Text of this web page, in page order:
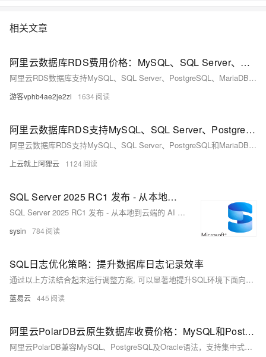
相关文章
阿里云数据库RDS费用价格：MySQL、SQL Server、PostgreSQL和MariaDB引擎收费标准
阿里云RDS数据库支持MySQL、SQL Server、PostgreSQL、MariaDB，多种引擎优惠上线！MySQL倚天版88元/年，SQL Server 2核4G仅299元/年，PostgreSQL 227元/年起。高可用、可弹性伸缩，安全稳定。详情见官网活动页。
游客vphb4ae2je2zi 1634
阿里云数据库RDS支持MySQL、SQL Server、PostgreSQL和MariaDB引擎
阿里云数据库RDS支持MySQL、SQL Server、PostgreSQL和MariaDB引擎，提供高性价比、稳定安全的云数据库服务，适用于多种行业与业务场景。
上云就上阿狸云 1124
SQL Server 2025 RC1 发布 - 从本地到云端的 AI 就绪企业数据库
SQL Server 2025 RC1 发布 - 从本地到云端的 AI 就绪企业数据库
sysin 784
SQL日志优化策略：提升数据库日志记录效率
通过以上方法结合起来运行调整方案, 可以显著地提升SQL环境下面向各种搜索引擎服务平台所需要满足标准条件下之数据库登记作业流程综合表现; 同时还能确保系统稳健运行并满越用户体验预期目标.
蓝易云 445
阿里云PolarDB云原生数据库收费价格：MySQL和PostgreSQL详细介绍
阿里云PolarDB兼容MySQL、PostgreSQL及Oracle语法，支持集中式与分布式架构。标准版2核4G年费1116元起，企业版最高性能达4核16G，支持HTAP与多级高可用，广泛应用于金融、政务、互联网等领域，TCO成本降低50%。